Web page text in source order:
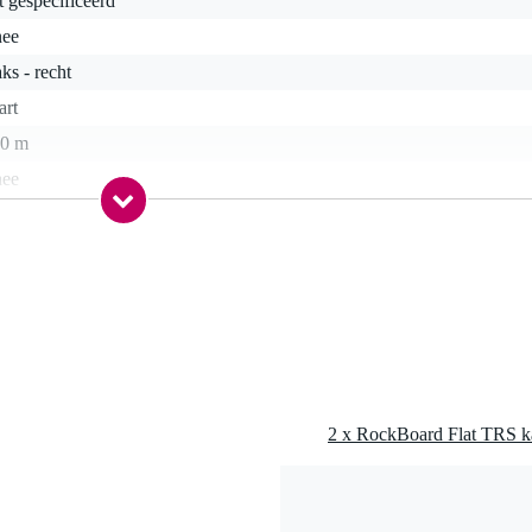
- recht
m
6.3 mm TRS
profiel
2 x RockBoard Flat TRS